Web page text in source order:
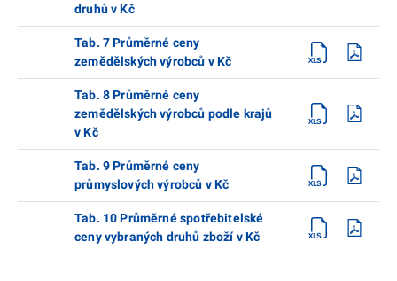
druhů v Kč
Tab. 7 Průměrné ceny
zemědělských výrobců v Kč
Tab. 8 Průměrné ceny
zemědělských výrobců podle krajů
v Kč
Tab. 9 Průměrné ceny
průmyslových výrobců v Kč
Tab. 10 Průměrné spotřebitelské
ceny vybraných druhů zboží v Kč